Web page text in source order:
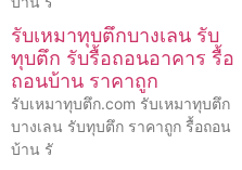
รับเหมาทุบตึกบางเลน รับ
ทุบตึก รับรื้อถอนอาคาร รื้อ
ถอนบ้าน ราคาถูก
รับเหมาทุบตึก.com รับเหมาทุบตึก
บางเลน รับทุบตึก ราคาถูก รื้อถอน
บ้าน รั